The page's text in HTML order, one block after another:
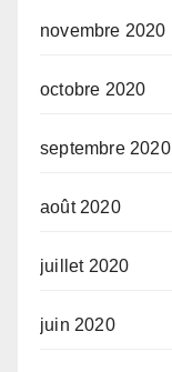
novembre 2020
octobre 2020
septembre 2020
août 2020
juillet 2020
juin 2020